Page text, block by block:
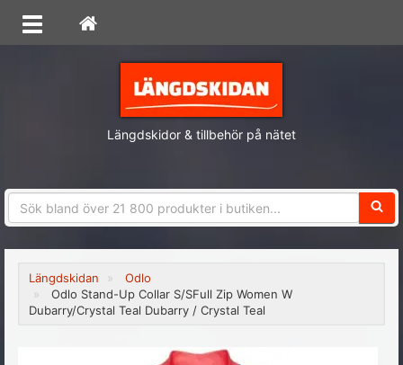
Längdskidor & tillbehör på nätet
Längdskidan
Odlo
Odlo Stand-Up Collar S/SFull Zip Women W
Dubarry/Crystal Teal Dubarry / Crystal Teal